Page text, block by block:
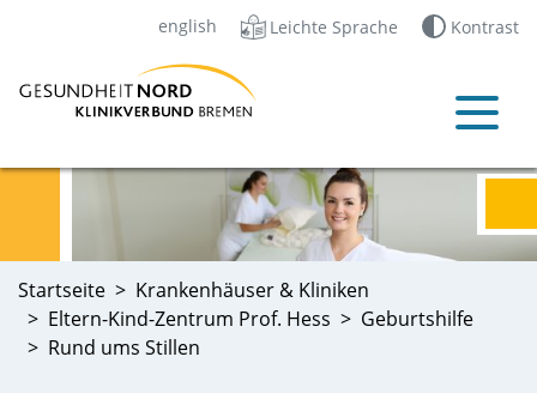
english Leichte Sprache Kontrast
Startseite
Krankenhäuser & Kliniken
Eltern-Kind-Zentrum Prof. Hess
Geburtshilfe
Rund ums Stillen